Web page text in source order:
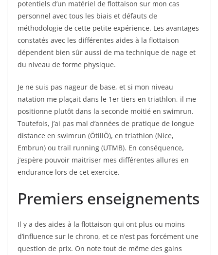
potentiels d’un matériel de flottaison sur mon cas
personnel avec tous les biais et défauts de
méthodologie de cette petite expérience. Les avantages
constatés avec les différentes aides à la flottaison
dépendent bien sûr aussi de ma technique de nage et
du niveau de forme physique.
Je ne suis pas nageur de base, et si mon niveau
natation me plaçait dans le 1er tiers en triathlon, il me
positionne plutôt dans la seconde moitié en swimrun.
Toutefois, j’ai pas mal d’années de pratique de longue
distance en swimrun (ÖtillÖ), en triathlon (Nice,
Embrun) ou trail running (UTMB). En conséquence,
j’espère pouvoir maitriser mes différentes allures en
endurance lors de cet exercice.
Premiers enseignements
Il y a des aides à la flottaison qui ont plus ou moins
d’influence sur le chrono, et ce n’est pas forcément une
question de prix. On note tout de même des gains